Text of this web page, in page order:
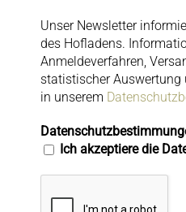
Unser Newsletter
des Hofladens.
Anmeldeverfahren,
statistischer Auswertung
in unserem
Ich akzeptiere die